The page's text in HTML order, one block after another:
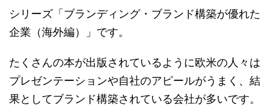
シリーズ「ブランディング・ブランド構築が優れた
企業（海外編）」です。
たくさんの本が出版されているように欧米の人々は
プレゼンテーションや自社のアピールがうまく、結
果としてブランド構築されている会社が多いです。